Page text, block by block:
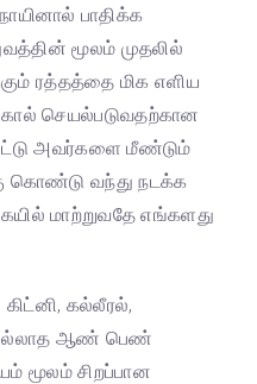
பாதிக்க
மூலம் முதலில்
ரத்தத்தை மிக எளிய
செயல்படுவதற்கான
அவர்களை மீண்டும்
கொண்டு வந்து நடக்க
மாற்றுவதே எங்களது
கல்லீரல்,
ஆண் பெண்
மூலம் சிறப்பான